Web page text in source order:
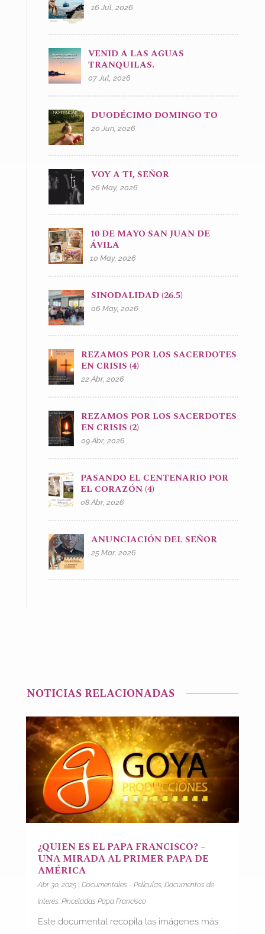
16 Jul, 2026
VENID A LAS AGUAS
TRANQUILAS.
07 Jul, 2026
DUODÉCIMO DOMINGO TO
20 Jun, 2026
VOY A TI, SEÑOR
26 May, 2026
10 DE MAYO SAN JUAN DE
ÁVILA
10 May, 2026
SINODALIDAD (26.5)
06 May, 2026
REZAMOS POR LOS SACERDOTES
EN CRISIS (4)
22 Abr, 2026
REZAMOS POR LOS SACERDOTES
EN CRISIS (2)
09 Abr, 2026
PASANDO EL CENTENARIO POR
EL CORAZÓN (4)
08 Abr, 2026
ANUNCIACIÓN DEL SEÑOR
25 Mar, 2026
NOTICIAS RELACIONADAS
¿QUIEN ES EL PAPA FRANCISCO? –
UNA MIRADA AL PRIMER PAPA DE
AMÉRICA
Abr 30, 2025| Documentales - Películas Documentos de
interés Pinceladas Papa Francisco
Este documental recopila las imágenes más